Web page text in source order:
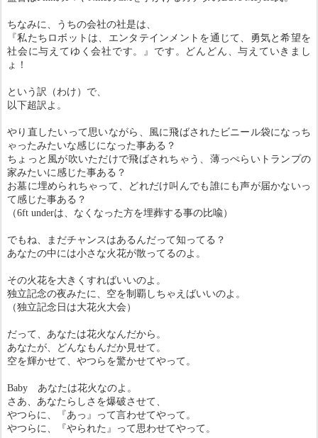
ちなみに、うちの会社の社是は、
『私たちロボットは、エンタテインメントを通じて、勇気と希望を
社会に与えてゆく会社です。』です。どんどん、与えていきまし
ょ！
という訳（わけ）で、
以下超訳よ。
やり直したいって思いながら、風に飛ばされたビニール袋になっち
ゃったみたいな感じになった事ある？
ちょっと風が吹いただけで飛ばされちゃう、薄っぺらいトランプの
家みたいに感じた事ある？
お墓に埋められちゃって、どれだけ叫んでも誰にも声が届かないっ
て感じた事ある？
（6ft underは、なくなった方を埋葬する事の比喩）
でもね、まだチャンスはあるんだって知ってる？
あなたの中には小さな火花が散ってるのよ。
その火花を大きくすればいいのよ。
独立記念の夜みたに、空を制覇しちゃえばいいのよ。
（独立記念日は大花火大会）
だって、あなたは花火なんだから。
あなたが、どんなもんだか見せて。
空を輝かせて、やつらを驚かせてやって。
Baby あなたは花火なのよ。
さあ、あなたらしさを爆破させて、
やつらに、『あっ』って言わせてやって。
やつらに、『やられた』って思わせてやって。